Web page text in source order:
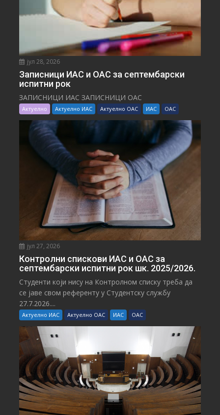
јул 28, 2026
Записници ИАС и ОАС за септембарски
испитни рок
ЗАПИСНИЦИ ИАС ЗАПИСНИЦИ ОАС
Актуелно Актуелно ИАС Актуелно ОАС ИАС ОАС
јул 27, 2026
Контролни спискови ИАС и ОАС за
септембарски испитни рок шк. 2025/2026.
Студенти који нису на Контролном списку треба да
се јаве свом референту у Студентску службу
27.7.2026....
Актуелно ИАС Актуелно ОАС ИАС ОАС